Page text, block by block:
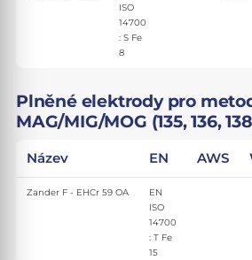
ISO
14700
: S Fe
8
Plněné elektrody pro
MAG/MIG/MOG (135, 136,
Název EN AWS
Zander F - EHCr 59 OA
EN
ISO
14700
: T Fe
15